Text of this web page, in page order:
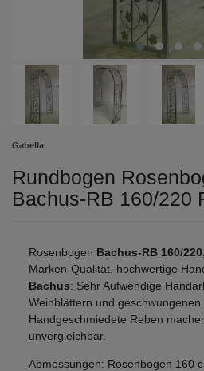
Gabella
Rundbogen
Bachus-RB 160/220
Rosenbogen Bachus-RB 160/220
Marken-Qualität, hochwertige
Bachus: Sehr Aufwendige
Weinblättern und geschwungenen
Handgeschmiedete Reben
unvergleichbar.
Abmessungen: Rosenbogen 160